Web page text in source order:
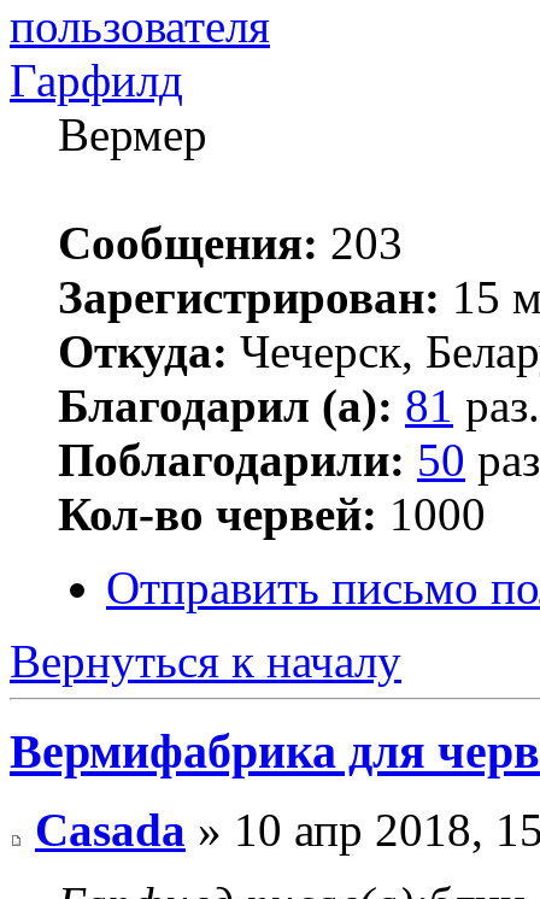
Гарфилд
Вермер
Сообщения: 203
Зарегистрирован: 15
Откуда: Чечерск,
Благодарил (а): 81 раз.
Поблагодарили: 50
Кол-во червей: 1000
Отправить письмо
Вернуться к началу
Вермифабрика для
Casada » 10 апр 2018,